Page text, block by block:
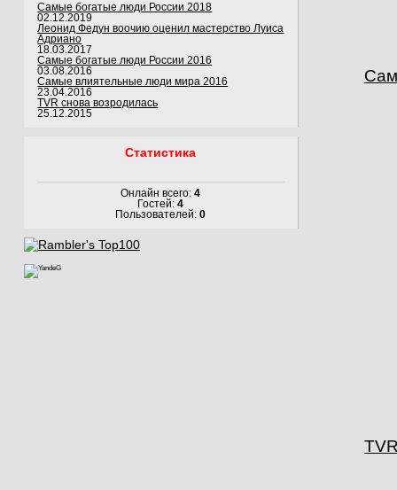
Самые богатые люди России 2018
02.12.2019
Леонид Федун воочию оценил мастерство Луиса
Адриано
18.03.2017
Самые богатые люди России 2016
03.08.2016
Самые влиятельные люди мира 2016
23.04.2016
TVR снова возродилась
25.12.2015
Статистика
Онлайн всего:4
Гостей:4
Пользователей:0